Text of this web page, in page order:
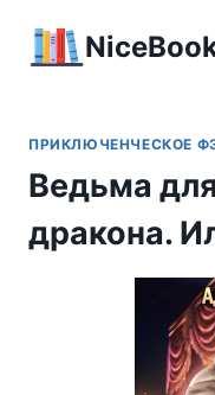
ПРИКЛЮЧЕНЧЕСКОЕ
Ведьма
дракона.